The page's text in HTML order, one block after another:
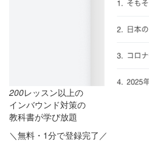
200レッスン以上の
インバウンド対策の
教科書が学び放題
＼無料・1分で登録完了／